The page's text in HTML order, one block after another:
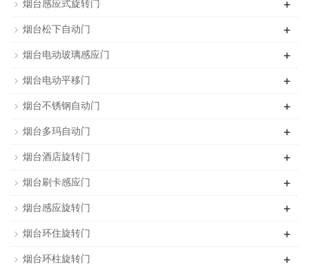
烟台感应式旋转门 +
烟台松下自动门 +
烟台电动玻璃感应门 +
烟台电动平移门 +
烟台不锈钢自动门 +
烟台多玛自动门 +
烟台酒店旋转门 +
烟台刷卡感应门 +
烟台感应旋转门 +
烟台环住旋转门 +
烟台环柱旋转门 +